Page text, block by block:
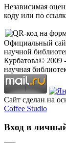
Независимая
коду или по
Официальный
научной
Курбатова© 2009 -
научная
Сайт сделан на
Coffee Studio
Вход в